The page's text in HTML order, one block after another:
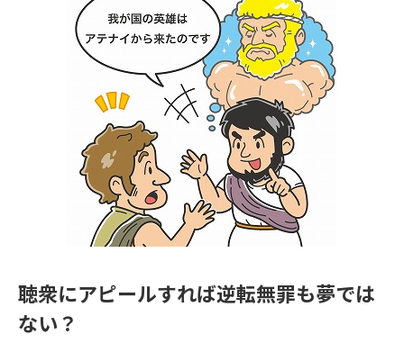
集要項＆願書
募集要項＆願書
大学・短大以外の資料から請求
専門学校の資料請求 大学院の資料請求
留学・進学関連、塾・予備校
大学入学共通テスト「受験案
内」の請求
大学入学共通テスト「受験上の
配慮案内」の請求
高等学校卒業程度認定試験
幼稚園教員資格認定試験 小学校教員資格認定試験
高等学校（情報）教員資格認定
聴衆にアピールすれば逆転無罪も夢では
ない？